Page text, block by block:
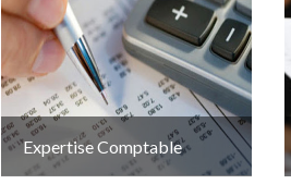
Expertise Comptable